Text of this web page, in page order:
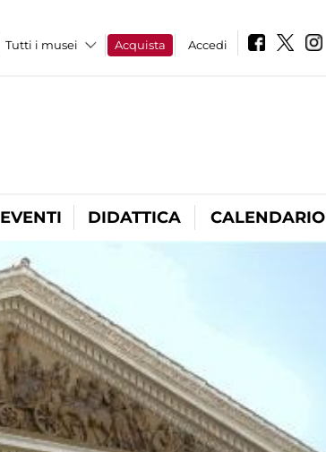
Tutti i musei Acquista Accedi
EVENTI DIDATTICA CALENDARIO